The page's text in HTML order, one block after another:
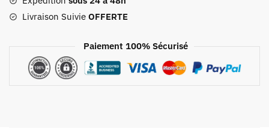
LégerLivraison Suivie OFFERTE
Paiement 100% Sécurisé